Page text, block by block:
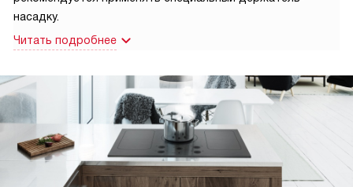
насадку.
Читать подробнее